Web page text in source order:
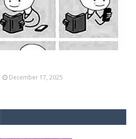
December 17, 2025